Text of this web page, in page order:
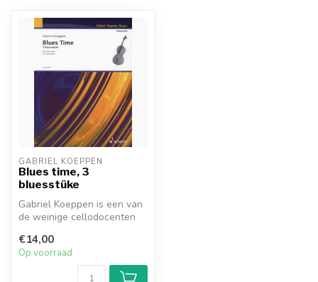
GABRIEL KOEPPEN
Blues time, 3
bluesstüke
Gabriel Koeppen is een van
de weinige cellodocenten
ce...
€14,00
Op voorraad